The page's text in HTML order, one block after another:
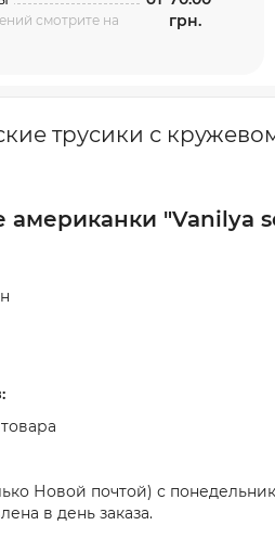
смотрите на
грн.
трусики с
"Vanilya
Новой почтой) с
в день заказа.